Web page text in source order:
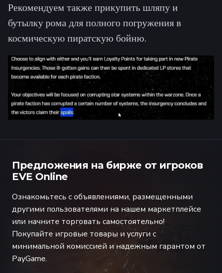
Рекомендуем также прикупить шляпу и
бутылку рома для полного погружения в
космическую пиратскую бойню.
Предложения на бирже от игроков
EVE Online
Ознакомьтесь с объявлениями, размещенными
другими пользователями на нашем маркетплейсе
или начните торговать самостоятельно!
Покупайте игровые товары и услуги с
минимальной комиссией и надежным гарантом от
PayGame.